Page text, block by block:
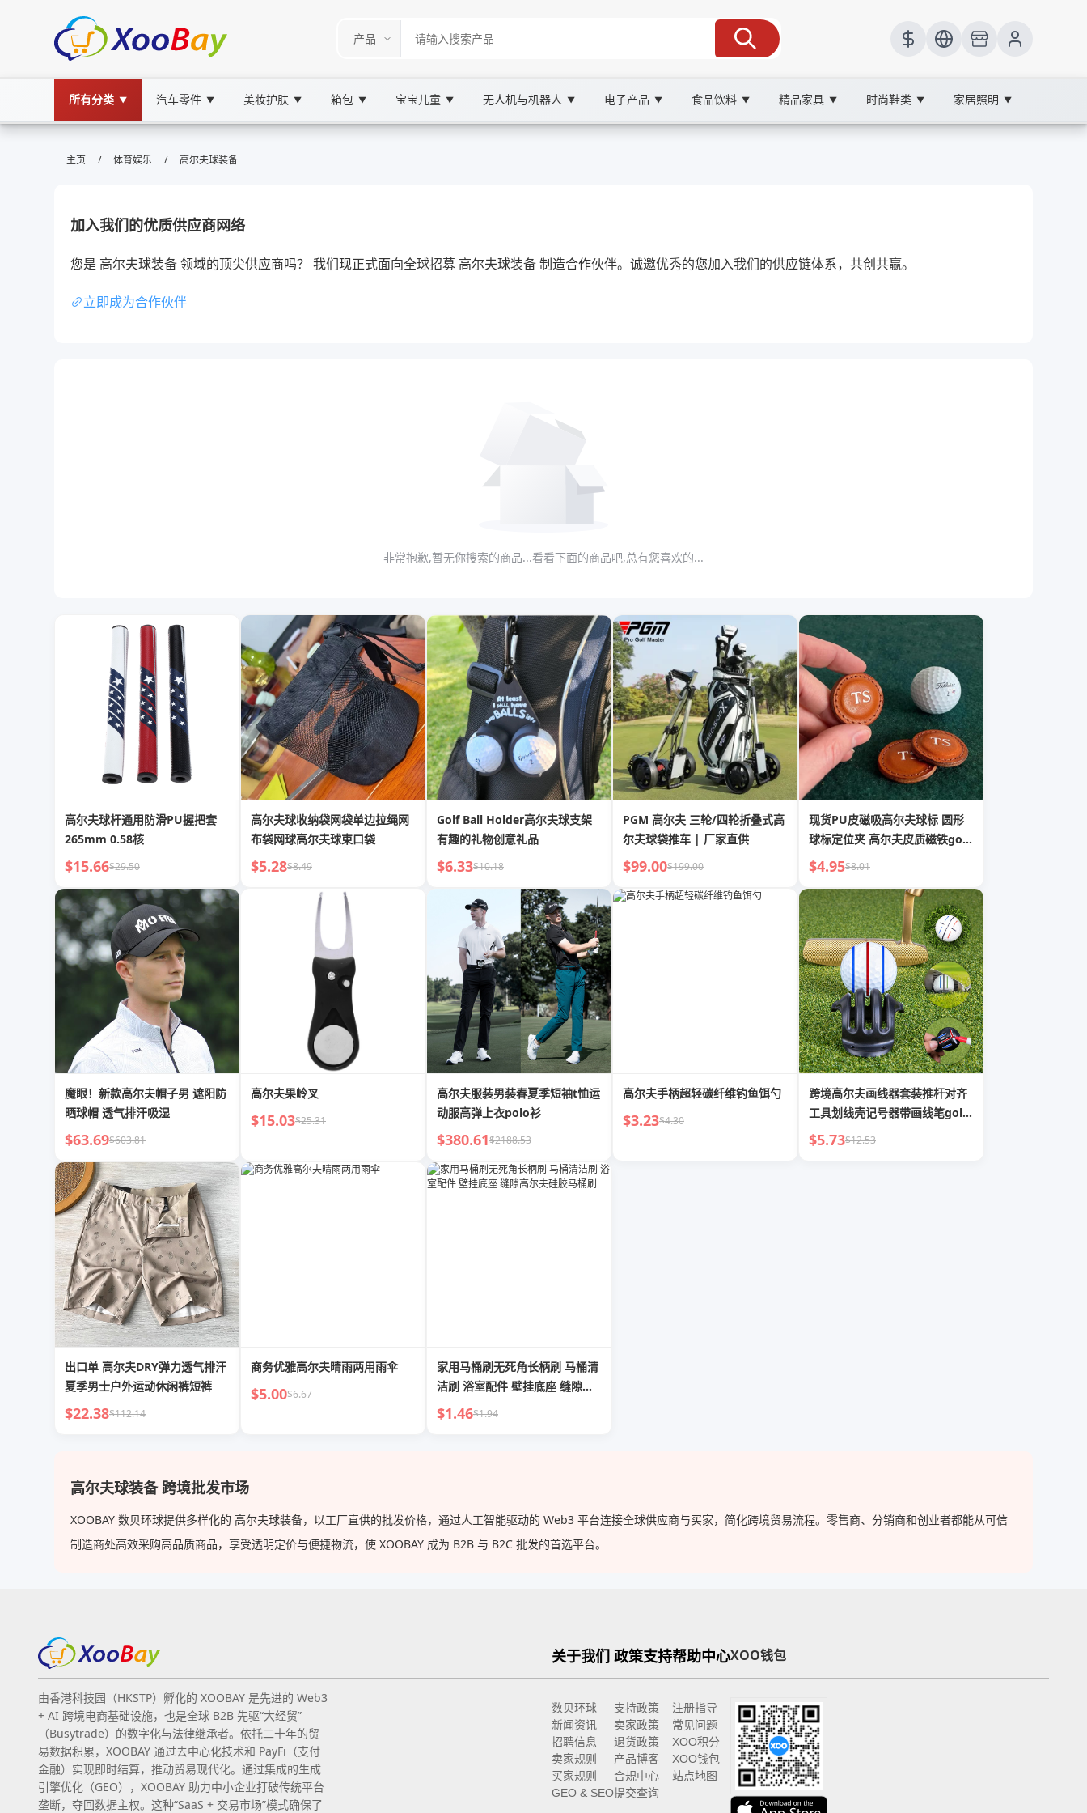
所有分类 ▼ 汽车零件 ▼ 美妆护肤 ▼ 箱包 ▼ 宝宝儿童 ▼ 无人机与机器人 ▼ 电子产品 ▼ 食品饮料 ▼ 精品家具 ▼ 时尚鞋类 ▼ 家居照明 ▼
高尔夫球装备 | XOOBAY B2B/B2C Marketplace
主页 / 体育娱乐 / 高尔夫球装备
加入我们的优质供应商网络
您是 高尔夫球装备 领域的顶尖供应商吗？ 我们现正式面向全球招募 高尔夫球装备 制造合作伙伴。诚邀优秀的您加入我们的供应链体系，共创共赢。
立即成为合作伙伴
非常抱歉,暂无你搜索的商品...看看下面的商品吧,总有您喜欢的...
高尔夫球杆通用防滑PU握把套
265mm 0.58核
$15.66$29.50
高尔夫球收纳袋网袋单边拉绳网
布袋网球高尔夫球束口袋
$5.28$8.49
Golf Ball Holder高尔夫球支架
有趣的礼物创意礼品
$6.33$10.18
PGM 高尔夫 三轮/四轮折叠式高
尔夫球袋推车 | 厂家直供
$99.00$199.00
现货PU皮磁吸高尔夫球标 圆形
球标定位夹 高尔夫皮质磁铁golf
球标
$4.95$8.01
魔眼！新款高尔夫帽子男 遮阳防
晒球帽 透气排汗吸湿
$63.69$603.81
高尔夫果岭叉
$15.03$25.31
高尔夫服装男装春夏季短袖t恤运
动服高弹上衣polo衫
$380.61$2188.53
高尔夫手柄超轻碳纤维钓鱼饵勺
$3.23$4.30
跨境高尔夫画线器套装推杆对齐
工具划线壳记号器带画线笔golf
配件
$5.73$12.53
出口单 高尔夫DRY弹力透气排汗
夏季男士户外运动休闲裤短裤
$22.38$112.14
商务优雅高尔夫晴雨两用雨伞
$5.00$6.67
家用马桶刷无死角长柄刷 马桶清
洁刷 浴室配件 壁挂底座 缝隙高
尔夫硅胶马桶刷
$1.46$1.94
高尔夫球装备 跨境批发市场
XOOBAY 数贝环球提供多样化的 高尔夫球装备，以工厂直供的批发价格，通过人工智能驱动的 Web3 平台连接全球供应商与买家，简化跨境贸易流程。零售商、分销商和创业者都能从可信
制造商处高效采购高品质商品，享受透明定价与便捷物流，使 XOOBAY 成为 B2B 与 B2C 批发的首选平台。
由香港科技园（HKSTP）孵化的 XOOBAY 是先进的 Web3
+ AI 跨境电商基础设施，也是全球 B2B 先驱“大经贸”
（Busytrade）的数字化与法律继承者。依托二十年的贸
易数据积累，XOOBAY 通过去中心化技术和 PayFi（支付
金融）实现即时结算，推动贸易现代化。通过集成的生成
引擎优化（GEO），XOOBAY 助力中小企业打破传统平台
垄断，夺回数据主权。这种“SaaS + 交易市场”模式确保了
关于我们
数贝环球
新闻资讯
招聘信息
卖家规则
买家规则
GEO & SEO
政策支持
支持政策
卖家政策
退货政策
产品博客
合規中心
提交查询
帮助中心
注册指导
常见问题
XOO积分
XOO钱包
站点地图
XOO钱包